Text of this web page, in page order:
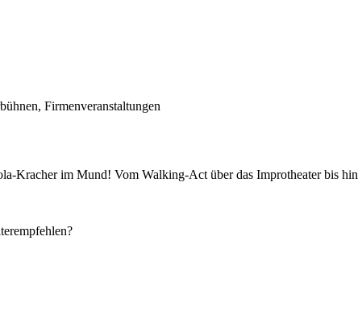
Firmenveranstaltungen
Kracher im Mund! Vom Walking-Act über das Improtheater bis